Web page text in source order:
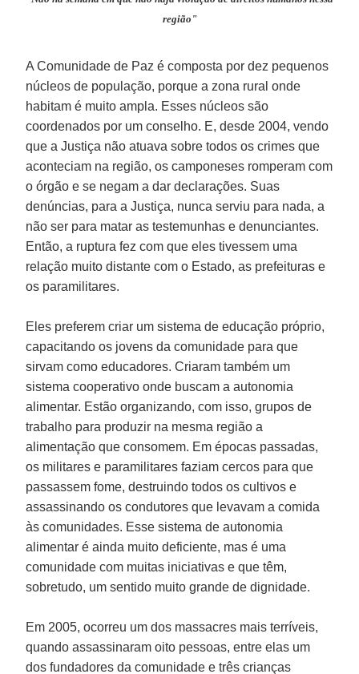
região"
A Comunidade de Paz é composta por dez pequenos
núcleos de população, porque a zona rural onde
habitam é muito ampla. Esses núcleos são
coordenados por um conselho. E, desde 2004, vendo
que a Justiça não atuava sobre todos os crimes que
aconteciam na região, os camponeses romperam com
o órgão e se negam a dar declarações. Suas
denúncias, para a Justiça, nunca serviu para nada, a
não ser para matar as testemunhas e denunciantes.
Então, a ruptura fez com que eles tivessem uma
relação muito distante com o Estado, as prefeituras e
os paramilitares.
Eles preferem criar um sistema de educação próprio,
capacitando os jovens da comunidade para que
sirvam como educadores. Criaram também um
sistema cooperativo onde buscam a autonomia
alimentar. Estão organizando, com isso, grupos de
trabalho para produzir na mesma região a
alimentação que consomem. Em épocas passadas,
os militares e paramilitares faziam cercos para que
passassem fome, destruindo todos os cultivos e
assassinando os condutores que levavam a comida
às comunidades. Esse sistema de autonomia
alimentar é ainda muito deficiente, mas é uma
comunidade com muitas iniciativas e que têm,
sobretudo, um sentido muito grande de dignidade.
Em 2005, ocorreu um dos massacres mais terríveis,
quando assassinaram oito pessoas, entre elas um
dos fundadores da comunidade e três crianças